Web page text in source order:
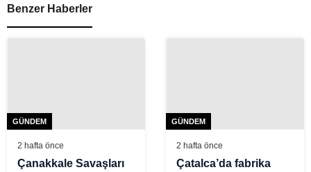
Benzer Haberler
GÜNDEM
2 hafta önce
Çanakkale Savaşları
GÜNDEM
2 hafta önce
Çatalca’da fabrika